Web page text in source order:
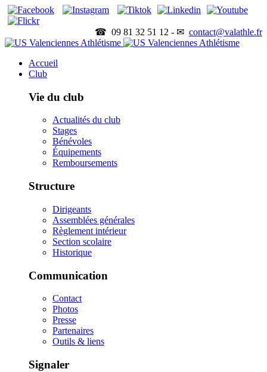
☎ 09 81 32 51 12 - ✉ contact@valathle.fr
Accueil
Club
Vie du club
Actualités du club
Stages
Bénévoles
Équipements
Remboursements
Structure
Dirigeants
Assemblées générales
Règlement intérieur
Section scolaire
Historique
Communication
Contact
Photos
Presse
Partenaires
Outils & liens
Signaler